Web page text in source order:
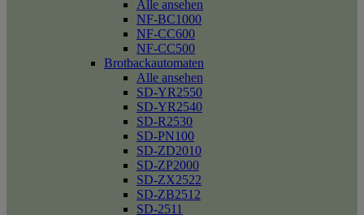
Alle ansehen
NF-BC1000
NF-CC600
NF-CC500
Brotbackautomaten
Alle ansehen
SD-YR2550
SD-YR2540
SD-R2530
SD-PN100
SD-ZD2010
SD-ZP2000
SD-ZX2522
SD-ZB2512
SD-2511